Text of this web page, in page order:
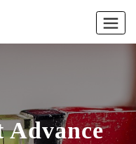
Advance